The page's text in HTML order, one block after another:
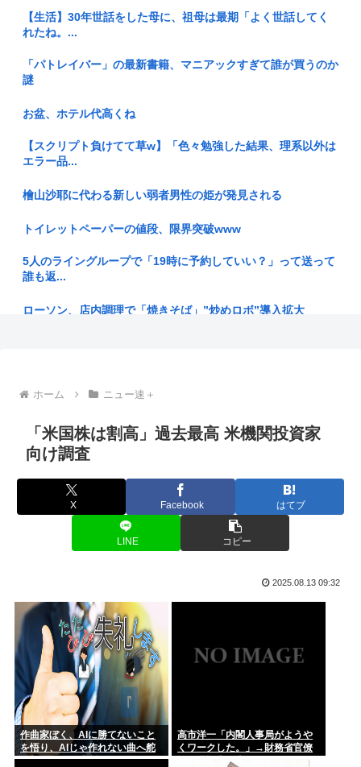
悟」
LINEがき...
ニ店内や...
キングで...
日本の1人当たりGDPがOECD24位に、韓国との順位差拡大=
韓...
イスラム教徒、ついに犬の散歩にも文句を言い始める「犬はハ
【印税1億円】みい山田、ネット叩きに必死な理由が金銭感覚
【悲報】 炎上止まぬ「みいちゃんと山田さん」の作者さん、
色々と消...
中道改革連合・国民民主・立憲民主・共産が消費税減税にブチ
ギレ発狂...
【悲報】X民「みいちゃんを規制するならウシジマくんはどう
漫画を5000冊以上所持してるワイ、漫画ヲタクの友人に「ワ
ンピー...
【生活】30年世話をした母に、祖母は最期「よく世話してく
れたね。...
「パトレイバー」の最新書籍、マニアックすぎて誰が買うのか
謎
お盆、ホテル代高くね
【スクリプト負けてて草w】「色々勉強した結果、理系以外は
エラー品...
檜山沙耶に代わる新しい弱者男性の姫が発見される
トイレットペーパーの値段、限界突破www
5人のライングループで「19時に予約していい？」って送って
誰も返...
ローソン、店内調理で「焼きそば」”炒めロボ”導入拡大
対戦...
元フジTV渡邉渚「悪いのは全部中居正広！」
【乞食速報】今年の新米価格 5キロで1100円くらいになる
あーしJKだけど身長172あるwww
腕時計、激臭！！！
「人妻」←これの良さがガチで理解できないんだが…
美輪明宏さんの戒名、「紫雲院芳心唱永日宏居士」になる
数年しまっておいたマキタのバッテリー（新品）を充電しよう
としたら...
ホーム ニュー速＋
「米国株は割高」過去最高 米機関投資家
向け調査
X Facebook はてブ
LINE コピー
2025.08.13 09:32
作曲家ぼく、AIに勝てないこと
を悟り、AIじゃ作れない曲へ舵
を切ることを決断
高市洋一「内閣人事局がようや
くワークした。」→財務省官僚
の左遷記事を喜んでポスト